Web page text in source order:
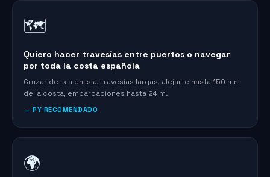
🗺️
Quiero hacer travesías entre puertos o navegar
por toda la costa española
Cruzar de isla en isla, travesías largas, alejarte hasta 150 mn
de la costa, embarcaciones hasta 24 m.
→ PY RECOMENDADO
🌍